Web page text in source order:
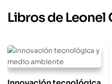
Libros de Leonel